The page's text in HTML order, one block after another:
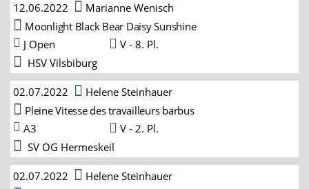
12.06.2022
Marianne Wenisch
Moonlight Black Bear Daisy Sunshine
J Open
V - 8. Pl.
HSV Vilsbiburg
02.07.2022
Helene Steinhauer
Pleine Vitesse des travailleurs barbus
A3
V - 2. Pl.
SV OG Hermeskeil
02.07.2022
Helene Steinhauer